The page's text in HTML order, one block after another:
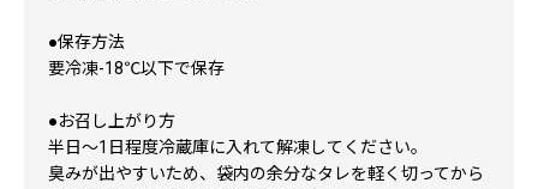
●保存方法
要冷凍-18℃以下で保存
●お召し上がり方
半日～1日程度冷蔵庫に入れて解凍してください。
臭みが出やすいため、袋内の余分なタレを軽く切ってから